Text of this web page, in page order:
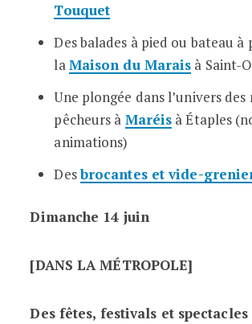
Touquet
Des balades à pied ou bateau à
laMaison du Marais à Saint-
Une plongée dans l’univers des
pêcheurs à Maréis à Étaples
animations)
Desbrocantes et vide-
Dimanche 14 juin
[DANS LA MÉTROPOLE]
Des fêtes, festivals et spectacles